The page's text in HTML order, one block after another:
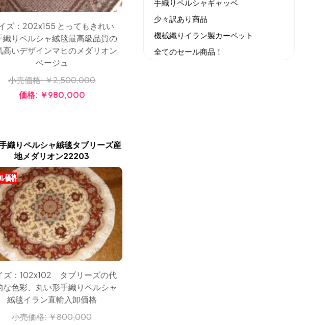
ズ：202x155 とってもきれい
織りペルシャ絨毯最高級品質の
高いデザインマヒのメダリオン
ベージュ
小売価格:￥2,500,000
価格: ￥980,000
織りペルシャ絨毯タブリーズ産
地メダリオン22203
ズ：102x102 タブリーズの代
な色彩、丸い形手織りペルシャ
絨毯イラン直輸入卸価格
小売価格:￥800,000
手織りペルシャギャッベ
少々訳あり商品
機械織りイラン製カーペット
全てのセール商品！